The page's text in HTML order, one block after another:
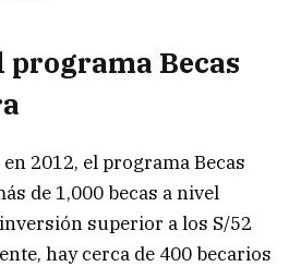
programa Becas
2012, el programa Becas
de 1,000 becas a nivel
superior a los S/52
hay cerca de 400 becarios